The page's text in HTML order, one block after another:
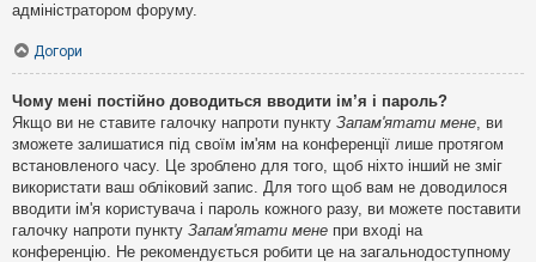
адміністратором форуму.
Догори
Чому мені постійно доводиться вводити ім’я і пароль?
Якщо ви не ставите галочку напроти пункту Запам'ятати мене , ви
зможете залишатися під своїм ім'ям на конференції лише протягом
встановленого часу. Це зроблено для того, щоб ніхто інший не зміг
використати ваш обліковий запис. Для того щоб вам не доводилося
вводити ім'я користувача і пароль кожного разу, ви можете поставити
галочку напроти пункту Запам'ятати мене при вході на
конференцію. Не рекомендується робити це на загальнодоступному